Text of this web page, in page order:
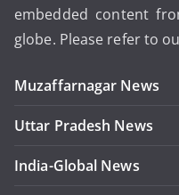
embedded content
globe. Please refer to
Muzaffarnagar News
Uttar Pradesh News
India-Global News